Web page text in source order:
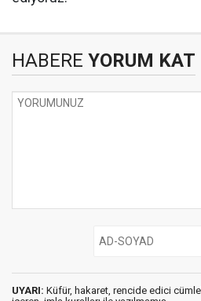
HABERE YORUM KAT
UYARI: Küfür, hakaret, rencide edici